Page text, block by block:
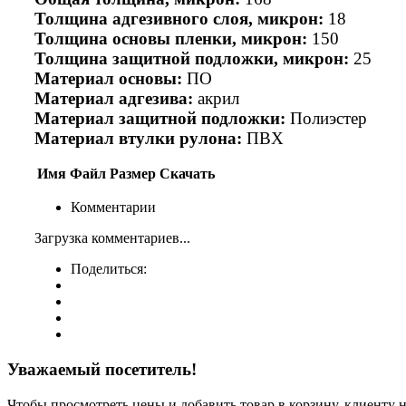
Толщина адгезивного слоя, микрон: 18
Толщина основы пленки, микрон: 150
Толщина защитной подложки, микрон: 25
Материал основы: ПО
Материал адгезива: акрил
Материал защитной подложки: Полиэстер
Материал втулки рулона: ПВХ
Имя Файл Размер Скачать
Комментарии
Загрузка комментариев...
Поделиться:
Уважаемый посетитель!